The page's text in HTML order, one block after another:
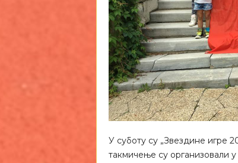
У суботу су „Звездине игре
такмичење су организовали